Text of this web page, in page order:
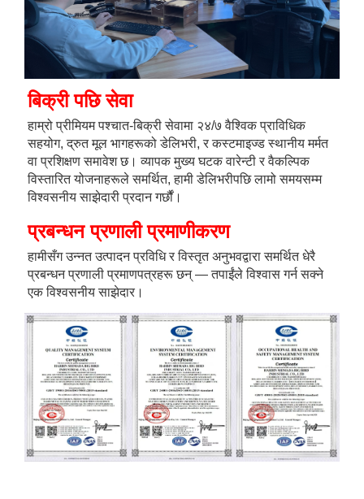
बिक्री पछि सेवा
हाम्रो प्रीमियम पश्चात-बिक्री सेवामा २४/७ वैश्विक प्राविधिक
सहयोग, द्रुत मूल भागहरूको डेलिभरी, र कस्टमाइज्ड स्थानीय मर्मत
वा प्रशिक्षण समावेश छ। व्यापक मुख्य घटक वारेन्टी र वैकल्पिक
विस्तारित योजनाहरूले समर्थित, हामी डेलिभरीपछि लामो समयसम्म
विश्वसनीय साझेदारी प्रदान गर्छौं।
प्रबन्धन प्रणाली प्रमाणीकरण
हामीसँग उन्नत उत्पादन प्रविधि र विस्तृत अनुभवद्वारा समर्थित धेरै
प्रबन्धन प्रणाली प्रमाणपत्रहरू छन् — तपाईंले विश्वास गर्न सक्ने
एक विश्वसनीय साझेदार।